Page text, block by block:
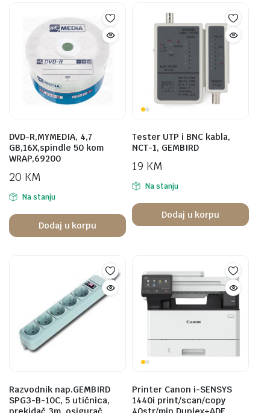
DVD-R,MYMEDIA, 4,7
GB,16X,spindle 50 kom
WRAP,69200
20 KM
Na stanju
Dodaj u korpu
Tester UTP i BNC kabla,
NCT-1, GEMBIRD
19 KM
Na stanju
Dodaj u korpu
Razvodnik nap.GEMBIRD
SPG3-B-10C, 5 utičnica,
Printer Canon i-SENSYS
1440i print/scan/copy